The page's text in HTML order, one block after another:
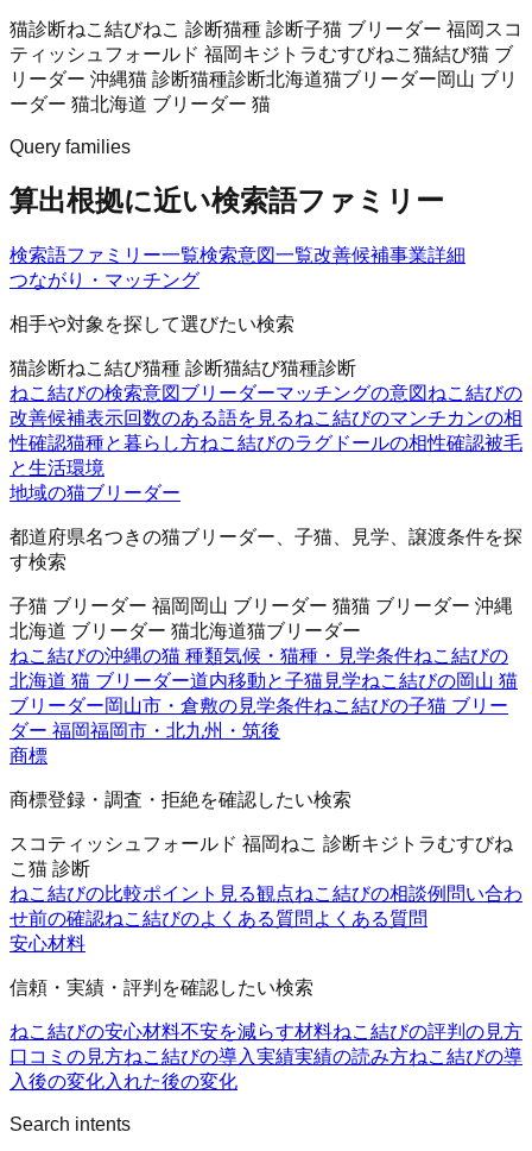
猫診断ねこ結びねこ 診断猫種 診断子猫 ブリーダー 福岡 スコ
ティッシュフォールド 福岡キジトラむすびねこ 猫結び猫 ブ
リーダー 沖縄猫 診断猫種診断北海道猫ブリーダー岡山 ブリ
ーダー 猫北海道 ブリーダー 猫
Query families
算出根拠に近い検索語ファミリー
検索語ファミリー一覧検索意図一覧改善候補事業詳細
つながり・マッチング
相手や対象を探して選びたい検索
猫診断ねこ結び猫種 診断猫結び猫種診断
ねこ結びの検索意図 ブリーダーマッチングの意図 ねこ結びの
改善候補表示回数のある語を見るねこ結びのマンチカンの相
性確認猫種と暮らし方ねこ結びのラグドールの相性確認被毛
と生活環境
地域の猫ブリーダー
都道府県名つきの猫ブリーダー、子猫、見学、譲渡条件を探
す検索
子猫 ブリーダー 福岡 岡山 ブリーダー 猫猫 ブリーダー 沖縄
北海道 ブリーダー 猫北海道猫ブリーダー
ねこ結びの沖縄の猫 種類気候・猫種・見学条件ねこ結びの
北海道 猫 ブリーダー道内移動と子猫見学ねこ結びの岡山 猫
ブリーダー岡山市・倉敷の見学条件ねこ結びの子猫 ブリー
ダー 福岡福岡市・北九州・筑後
商標
商標登録・調査・拒絶を確認したい検索
スコティッシュフォールド 福岡ねこ 診断キジトラむすびね
こ 猫 診断
ねこ結びの比較ポイント 見る観点ねこ結びの相談例 問い合わ
せ前の確認ねこ結びのよくある質問 よくある質問
安心材料
信頼・実績・評判を確認したい検索
ねこ結びの安心材料不安を減らす材料ねこ結びの評判の見方
口コミの見方ねこ結びの導入実績実績の読み方ねこ結びの導
入後の変化入れた後の変化
Search intents